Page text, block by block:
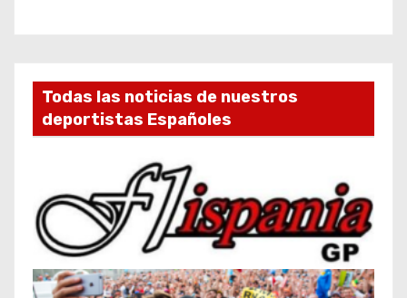
Todas las noticias de nuestros
deportistas Españoles